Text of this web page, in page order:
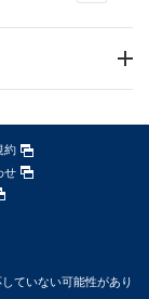
約
せ
ていない可能性があり